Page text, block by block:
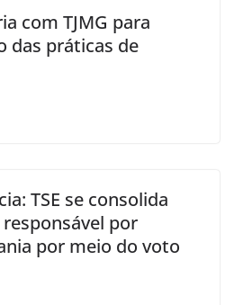
com TJMG para
das práticas de
TSE se consolida
por
por meio do voto